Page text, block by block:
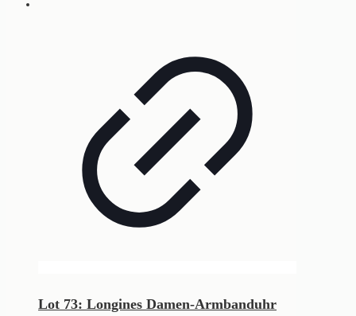
Lot 73: Longines Damen-Armbanduhr